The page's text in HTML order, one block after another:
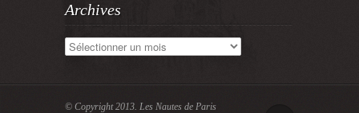
Archives
Archives
© Copyright 2013. Les Nautes de Paris